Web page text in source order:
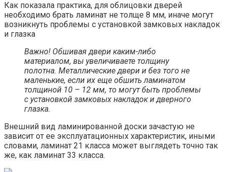
Как показала практика, для облицовки дверей
необходимо брать ламинат не толще 8 мм, иначе могут
возникнуть проблемы с установкой замковых накладок
и глазка
Важно! Обшивая двери каким-либо
материалом, вы увеличиваете толщину
полотна. Металлические двери и без того не
маленькие, если их еще обшить ламинатом
толщиной 10 – 12 мм, то могут быть проблемы
с установкой замковых накладок и дверного
глазка.
Внешний вид ламинированной доски зачастую не
зависит от ее эксплуатационных характеристик, иными
словами, ламинат 21 класса может выглядеть точно так
же, как ламинат 33 класса.